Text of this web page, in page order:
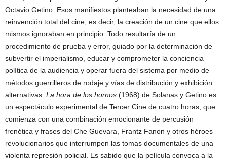
Octavio Getino. Esos manifiestos planteaban la necesidad de una
reinvención total del cine, es decir, la creación de un cine que ellos
mismos ignoraban en principio. Todo resultaría de un
procedimiento de prueba y error, guiado por la determinación de
subvertir el imperialismo, educar y comprometer la conciencia
política de la audiencia y operar fuera del sistema por medio de
métodos guerrilleros de rodaje y vías de distribución y exhibición
alternativas. La hora de los hornos (1968) de Solanas y Getino es
un espectáculo experimental de Tercer Cine de cuatro horas, que
comienza con una combinación emocionante de percusión
frenética y frases del Che Guevara, Frantz Fanon y otros héroes
revolucionarios que interrumpen las tomas documentales de una
violenta represión policial. Es sabido que la película convoca a la